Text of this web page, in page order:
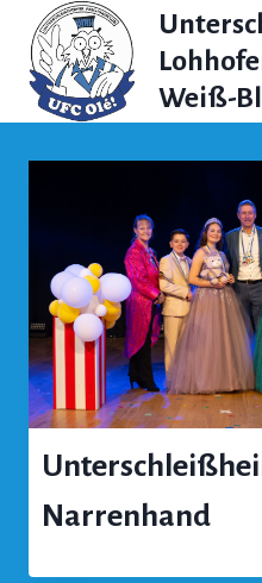
Inhalt
springen
Weiß-
Narrenhand